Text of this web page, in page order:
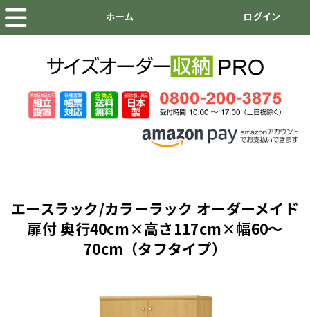
エースラック/カラーラック オーダーメイド
扉付 奥行40cm×高さ117cm×幅60～
70cm（タフタイプ）